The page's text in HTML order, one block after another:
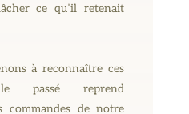
ce qu’il retenait
à reconnaître ces
passé reprend
commandes de notre